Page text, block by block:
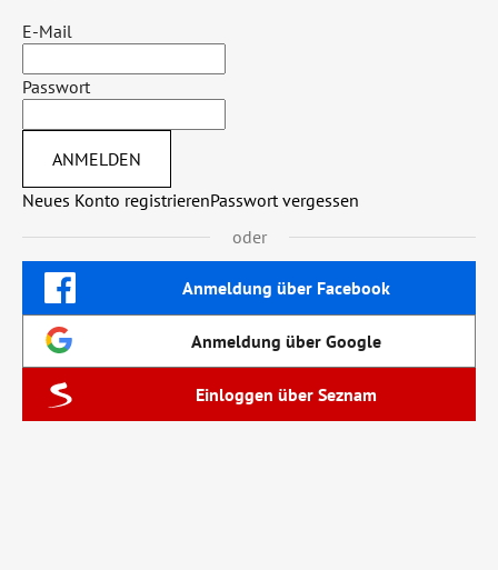
E-Mail
Passwort
ANMELDEN
Neues Konto registrierenPasswort vergessen
oder
Anmeldung über Facebook
Anmeldung über Google
Einloggen über Seznam